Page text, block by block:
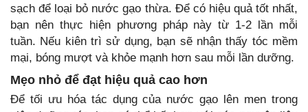
sạch để loại bỏ nước gạo thừa. Để có hiệu quả tốt nhất,
bạn nên thực hiện phương pháp này từ 1-2 lần mỗi
tuần. Nếu kiên trì sử dụng, bạn sẽ nhận thấy tóc mềm
mại, bóng mượt và khỏe mạnh hơn sau mỗi lần dưỡng.
Mẹo nhỏ để đạt hiệu quả cao hơn
Để tối ưu hóa tác dụng của nước gạo lên men trong